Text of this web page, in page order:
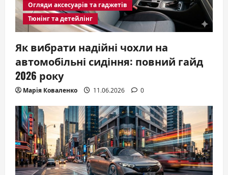
Огляди аксесуарів та гаджетів
Тюнінг та детейлінг
Як вибрати надійні чохли на
автомобільні сидіння: повний гайд
2026 року
Марія Коваленко 11.06.2026 0